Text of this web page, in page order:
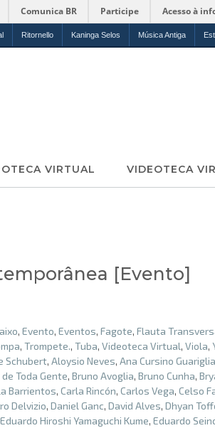
Comunica BR Participe Acesso à
Ritornello Kaninga Selos Música Antiga
VIRTUAL VIDEOTECA
[Evento]
, Evento, Eventos, Fagote, Flauta
, Trompete., Tuba, Videoteca Virtual, Viola,
Schubert, Aloysio Neves, Ana Cursino Guariglia
Toda Gente, Bruno Avoglia, Bruno Cunha,
Barrientos, Carla Rincón, Carlos Vega, Celso
Delvizio, Daniel Ganc, David Alves, Dhyan
Eduardo Hiroshi Yamaguchi Kume, Eduardo